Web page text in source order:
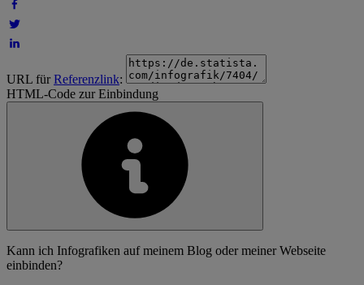
URL fürReferenzlink:
HTML-Code zur Einbindung
Kann ich Infografiken auf meinem Blog oder meiner Webseite
einbinden?